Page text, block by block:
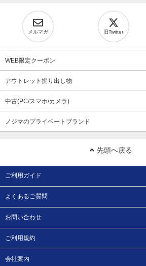
メルマガ 旧Twitter
WEB限定クーポン
アウトレット掘り出し物
中古(PC/スマホ/カメラ)
ノジマのプライベートブランド
先頭へ戻る
ご利用ガイド
よくあるご質問
お問い合わせ
ご利用規約
会社案内